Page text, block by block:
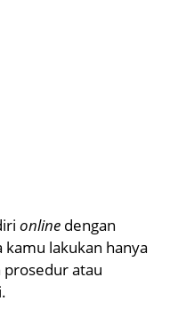
online dengan
kamu lakukan hanya
atau